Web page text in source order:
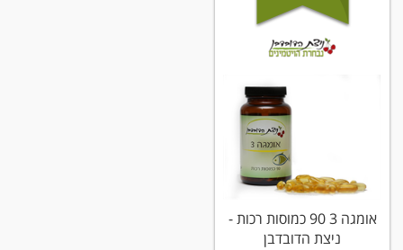
אומגה 3 90 כמוסות רכות -
ניצת הדובדבן